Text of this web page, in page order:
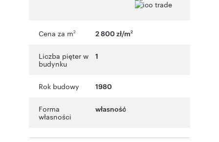
Cena za m2 2 800 zł/m2
Liczba pięter w
budynku
1
Rok budowy 1980
Forma
własności
własność